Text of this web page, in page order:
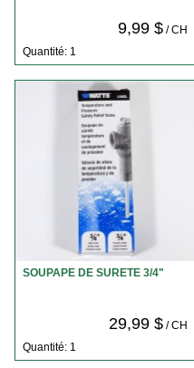
9,99 $/ CH
Quantité: 1
SOUPAPE DE SURETE 3/4"
29,99 $/ CH
Quantité: 1